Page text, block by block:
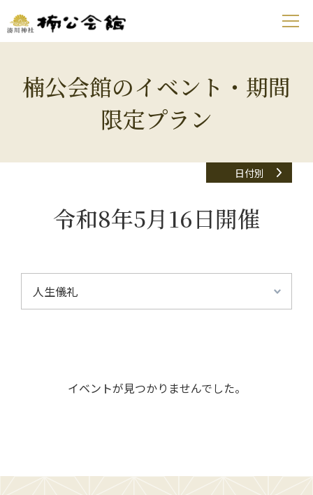
楠公会館のイベント・期間
限定プラン
日付別
令和8年5月16日開催
イベントが見つかりませんでした。